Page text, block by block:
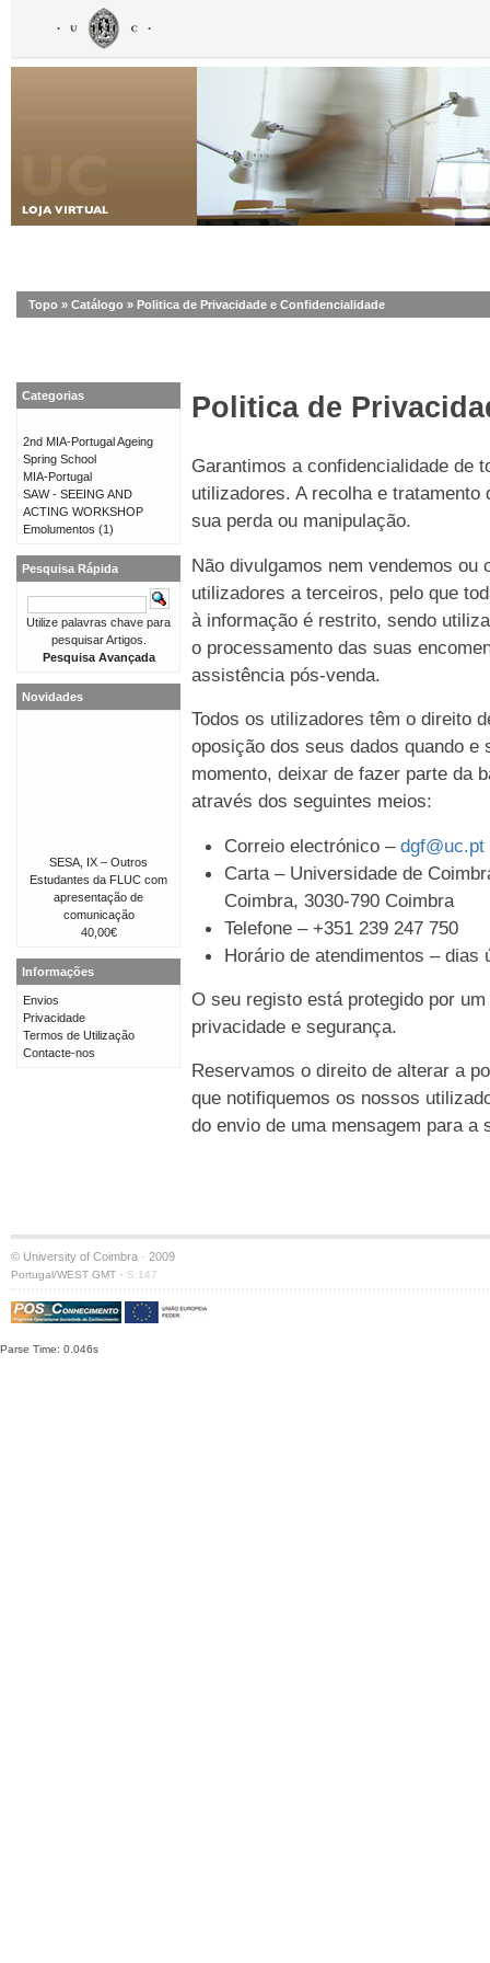
Topo » Catálogo » Politica de Privacidade e Confidencialidade
Politica de
Garantimos a confidencialidade de
utilizadores. A recolha e
sua perda ou manipulação.
Não divulgamos nem vendemos
utilizadores a terceiros, pelo que
à informação é restrito, sendo
o processamento das suas
assistência pós-venda.
Todos os utilizadores têm o direito
oposição dos seus dados quando e
momento, deixar de fazer parte da
através dos seguintes meios:
Correio electrónico – dgf@uc.pt
Carta – Universidade de
Coimbra, 3030-790 Coimbra
Telefone – +351 239 247 750
Horário de atendimentos – dias
O seu registo está protegido por
privacidade e segurança.
Reservamos o direito de alterar a
que notifiquemos os nossos
do envio de uma mensagem para
Categorias
2nd MIA-Portugal Ageing
Spring School
MIA-Portugal
SAW - SEEING AND
ACTING WORKSHOP
Emolumentos (1)
Pesquisa Rápida
Utilize palavras chave para
pesquisar Artigos.
Pesquisa Avançada
Novidades
SESA, IX – Outros
Estudantes da FLUC com
apresentação de
comunicação
40,00€
Informações
Envios
Privacidade
Termos de Utilização
Contacte-nos
© University of Coimbra · 2009
Portugal/WEST GMT · S:147
Parse Time: 0.046s